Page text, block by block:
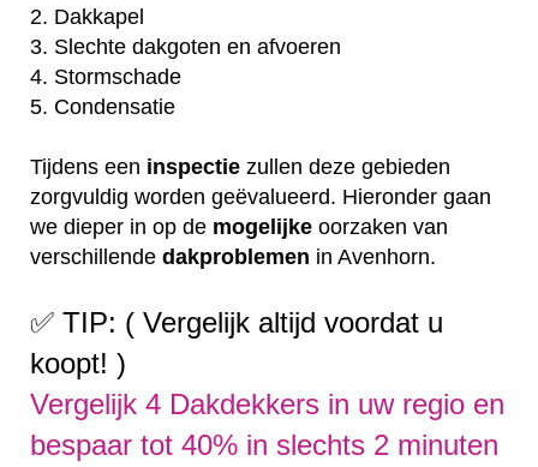
2. Dakkapel
3. Slechte dakgoten en afvoeren
4. Stormschade
5. Condensatie
Tijdens een inspectie zullen deze gebieden
zorgvuldig worden geëvalueerd. Hieronder gaan
we dieper in op de mogelijke oorzaken van
verschillende dakproblemen in Avenhorn.
✅ TIP: ( Vergelijk altijd voordat u
koopt! )
Vergelijk 4 Dakdekkers in uw regio en
bespaar tot 40% in slechts 2 minuten